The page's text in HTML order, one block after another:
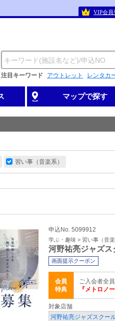
VIP会員
注目キーワード アウトレット レンタカ
マップで探す
習い事（音楽系）
申込No. 5099912
学ぶ・趣味 > 習い事（音楽
河野祐亮ジャズ
画面提示クーポン
会員
特典
ご入会者全
『メトロノー
対象店舗
河野祐亮ジャズスクー